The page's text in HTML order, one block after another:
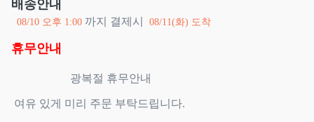
배송안내
08/10 오후 1:00 까지 결제시 08/11(화) 도착
휴무안내
여유 있게 미리 주문 부탁드립니다.